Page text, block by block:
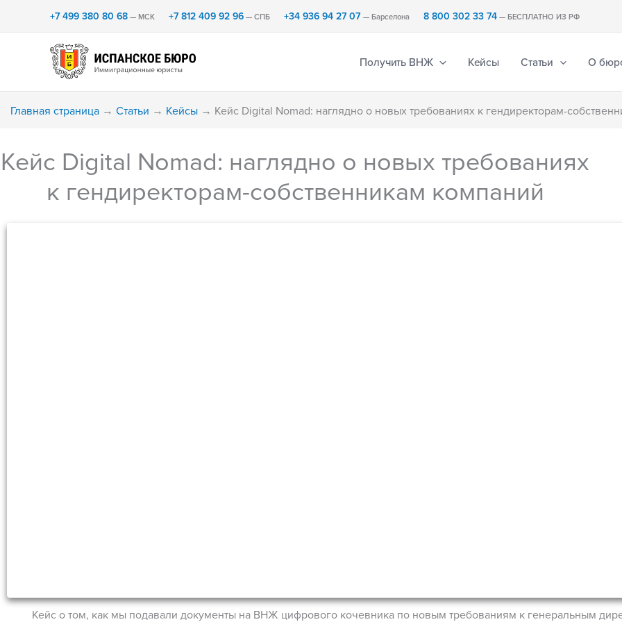
+7 499 380 80 68— МСК +7 812 409 92 96— СПБ +34 936 94 27 07— Барселона 8 800 302 33 74— БЕСПЛАТНО ИЗ РФ
Получить ВНЖ Кейсы Статьи О
Главная страница → Статьи → Кейсы → Кейс Digital Nomad: наглядно о новых требованиях к гендиректорам-
Кейс Digital Nomad: наглядно о новых требованиях
к гендиректорам-собственникам компаний
Кейс о том, как мы подавали документы на ВНЖ цифрового кочевника по новым требованиям к генеральным